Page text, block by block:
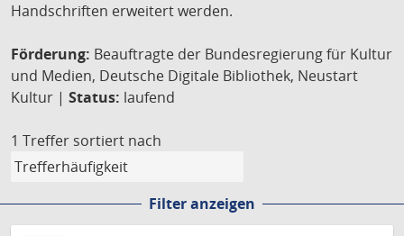
Handschriften erweitert werden.
Förderung: Beauftragte der Bundesregierung für Kultur
und Medien, Deutsche Digitale Bibliothek, Neustart
Kultur | Status: laufend
1 Treffer sortiert nach
Filter anzeigen